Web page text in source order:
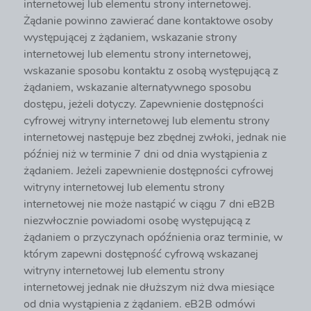
internetowej lub elementu strony internetowej.
Żądanie powinno zawierać dane kontaktowe osoby
występującej z żądaniem, wskazanie strony
internetowej lub elementu strony internetowej,
wskazanie sposobu kontaktu z osobą występującą z
żądaniem, wskazanie alternatywnego sposobu
dostępu, jeżeli dotyczy. Zapewnienie dostępności
cyfrowej witryny internetowej lub elementu strony
internetowej następuje bez zbędnej zwłoki, jednak nie
później niż w terminie 7 dni od dnia wystąpienia z
żądaniem. Jeżeli zapewnienie dostępności cyfrowej
witryny internetowej lub elementu strony
internetowej nie może nastąpić w ciągu 7 dni eB2B
niezwłocznie powiadomi osobę występującą z
żądaniem o przyczynach opóźnienia oraz terminie, w
którym zapewni dostępność cyfrową wskazanej
witryny internetowej lub elementu strony
internetowej jednak nie dłuższym niż dwa miesiące
od dnia wystąpienia z żądaniem. eB2B odmówi